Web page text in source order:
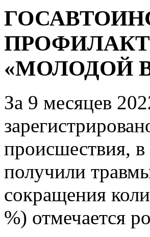
«МОЛОДОЙ
За 9 месяцев
происшествия,
получили
сокращения
%) отмечается